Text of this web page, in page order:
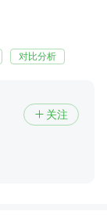
对比分析
 关注